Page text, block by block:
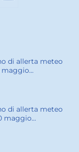
di allerta meteo
di allerta meteo
maggio...